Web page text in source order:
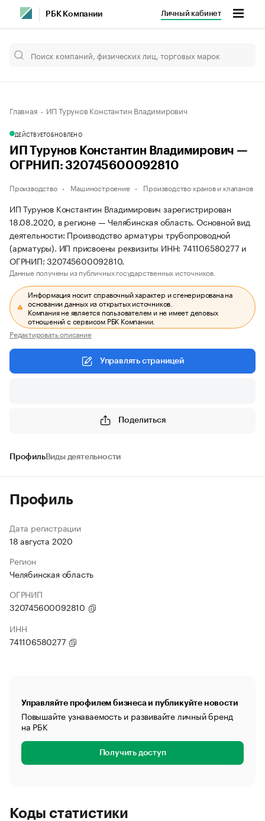
РБК Компании Личный кабинет
Главная ИП Турунов Константин Владимирович
ДЕЙСТВУЕТОБНОВЛЕНО
ИП Турунов Константин Владимирович —
ОГРНИП: 320745600092810
Производство Машиностроение Производство кранов и клапанов
ИП Турунов Константин Владимирович зарегистрирован
18.08.2020, в регионе — Челябинская область. Основной вид
деятельности: Производство арматуры трубопроводной
(арматуры). ИП присвоены реквизиты ИНН: 741106580277 и
ОГРНИП: 320745600092810.
Данные получены из публичных государственных источников.
Информация носит справочный характер и сгенерирована на
основании данных из открытых источников.
Компания не является пользователем и не имеет деловых
отношений с сервисом РБК Компании.
Редактировать описание
Управлять страницей
Поделиться
ПрофильВиды деятельности
Профиль
Дата регистрации
18 августа 2020
Регион
Челябинская область
ОГРНИП
320745600092810
ИНН
741106580277
Управляйте профилем бизнеса и публикуйте новости
Повышайте узнаваемость и развивайте личный бренд
на РБК
Получить доступ
Коды статистики